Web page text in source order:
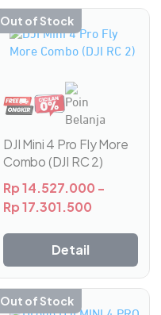
Out of Stock
DJI Mini 4 Pro Fly More
Combo (DJI RC 2)
Rp14.527.000 -
Rp17.301.500
Produk
ini
varian.
Pilihan
dapat
diambil
di
halaman
Detail
Out of Stock
Produk